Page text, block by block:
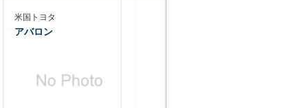
米国トヨタ
アバロン